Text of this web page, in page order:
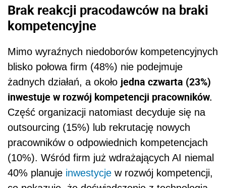
Brak reakcji pracodawców na braki
kompetencyjne
Mimo wyraźnych niedoborów kompetencyjnych
blisko połowa firm (48%) nie podejmuje
żadnych działań, a około jedna czwarta (23%)
inwestuje w rozwój kompetencji pracowników.
Część organizacji natomiast decyduje się na
outsourcing (15%) lub rekrutację nowych
pracowników o odpowiednich kompetencjach
(10%). Wśród firm już wdrażających AI niemal
40% planuje inwestycje w rozwój kompetencji,